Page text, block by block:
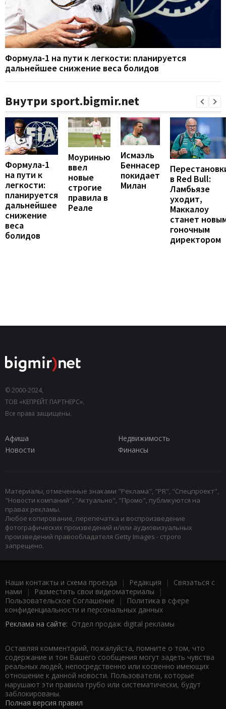
Формула-1 на пути к легкости: планируется
дальнейшее снижение веса болидов
Внутри sport.bigmir.net
Формула-1
на пути к
легкости:
планируется
дальнейшее
снижение
веса
болидов
Моуринью
ввел
новые
строгие
правила в
Реале
Исмаэль
Беннасер
покидает
Милан
в Red Bull:
Ламбьязе
уходит,
Маккалоу
станет
гоночным
директором
© 2000-2024,
ТОВ «КЕПРЕЙТ ПАРТНЕРС».
Все права защищены.
Афиша
Недвижимость
Новости
Финансы
Материалы, отмеченные знаками "Реклама", "PR", "Спецпроект",
"Новости компаний", "Актуально", "Промо", публикуются на
правах рекламы.
Любое копирование, перепечатка и воспроизведение
фотографических произведений и/или аудиовизуальных
произведений правообладателя Getty Images - строго
запрещено.
Наши контакты и схема проезда | Редакция | Связаться с
нами | Разместить свои видеоматериалы |
Пользовательское Соглашение |
Политика в сфере
конфиденциальности и персональных данных
Реклама на сайте: Отдел продаж digital рекламы
Оставляя комментарий, пожалуйста, помните о том, что
содержание и тон Вашего сообщения могут задеть чувства
реальных людей, непосредственно или косвенно имеющих
отношение к данной новости. Пользователи, которые
нарушают эти правила грубо или систематически, будут
заблокированы.
Полная версия правил